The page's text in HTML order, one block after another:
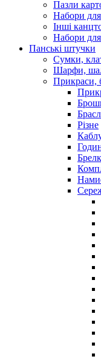
Пазли
Набори
Інші
Набори для
Панські штучки
Сумки,
Шарфи,
Прикраси,
Різне